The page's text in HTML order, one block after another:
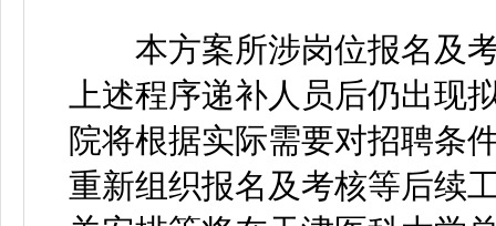
本方案所涉岗位报名及考
上述程序递补人员后仍出现
院将根据实际需要对招聘条
重新组织报名及考核等后续